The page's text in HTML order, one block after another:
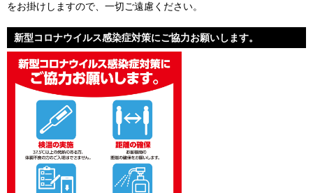
をお掛けしますので、一切ご遠慮ください。
新型コロナウイルス感染症対策にご協力お願いします。